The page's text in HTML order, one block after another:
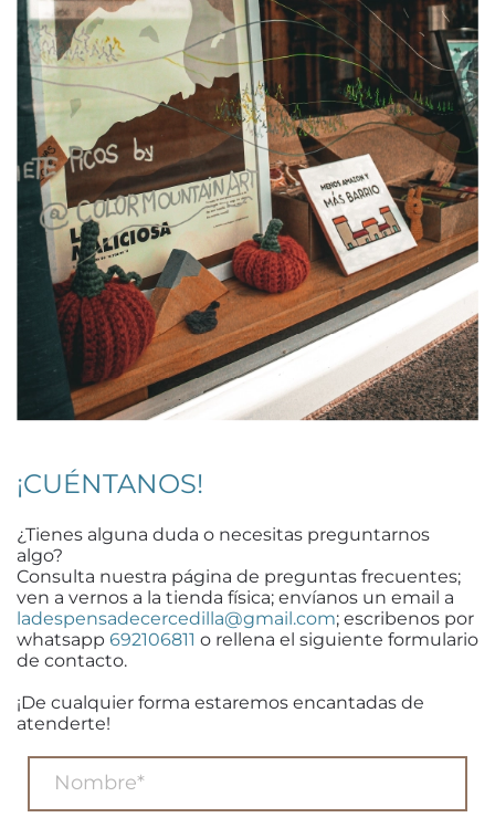
¡CUÉNTANOS!
¿Tienes alguna duda o necesitas preguntarnos
algo?
Consulta nuestra página de preguntas frecuentes;
ven a vernos a la tienda física; envíanos un email a
ladespensadecercedilla@gmail.com; escribenos por
whatsapp 692106811 o rellena el siguiente formulario
de contacto.
¡De cualquier forma estaremos encantadas de
atenderte!